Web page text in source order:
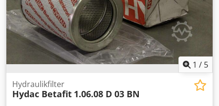
1 / 5
Hydraulikfilter
Hydac Betafit 1.06.08 D 03 BN